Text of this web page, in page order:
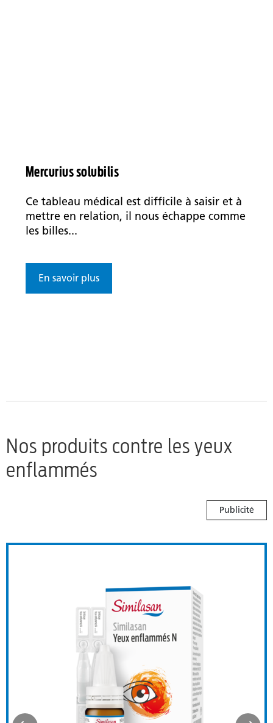
Mercurius solubilis
Ce tableau médical est difficile à saisir et à
mettre en relation, il nous échappe comme
les billes...
En savoir plus
Nos produits contre les yeux
enflammés
Publicité
Similasan Yeux enflammés